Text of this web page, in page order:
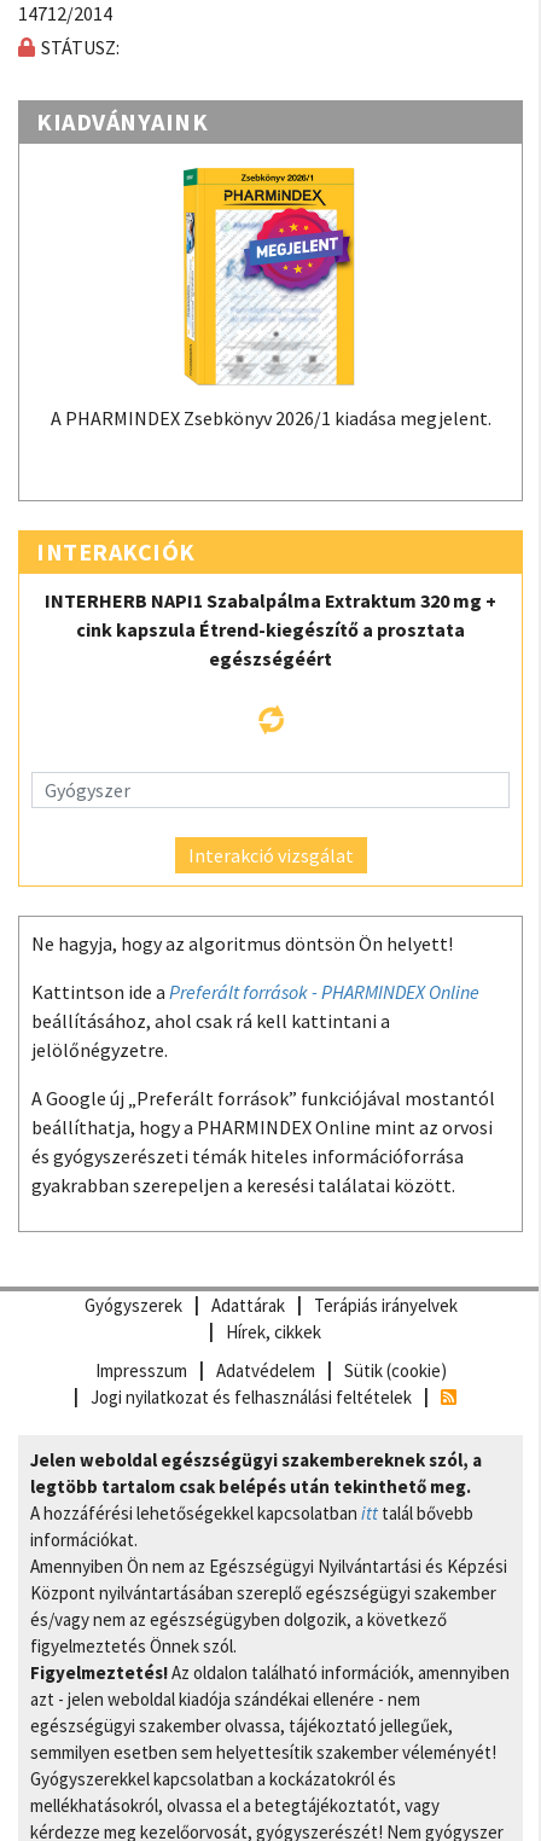
14712/2014
STÁTUSZ:
KIADVÁNYAINK
A PHARMINDEX Zsebkönyv 2026/1 kiadása megjelent.
INTERAKCIÓK
INTERHERB NAPI1 Szabalpálma Extraktum 320 mg +
cink kapszula Étrend-kiegészítő a prosztata
egészségéért
Interakció vizsgálat
Ne hagyja, hogy az algoritmus döntsön Ön helyett!
Kattintson ide a Preferált források - PHARMINDEX Online
beállításához, ahol csak rá kell kattintani a
jelölőnégyzetre.
A Google új „Preferált források” funkciójával mostantól
beállíthatja, hogy a PHARMINDEX Online mint az orvosi
és gyógyszerészeti témák hiteles információforrása
gyakrabban szerepeljen a keresési találatai között.
Gyógyszerek Adattárak
Terápiás irányelvek
Hírek, cikkek
Impresszum
Adatvédelem
Sütik (cookie)
Jogi nyilatkozat és felhasználási feltételek
Jelen weboldal egészségügyi szakembereknek szól, a
legtöbb tartalom csak belépés után tekinthető meg.
A hozzáférési lehetőségekkel kapcsolatban itt talál bővebb
információkat.
Amennyiben Ön nem az Egészségügyi Nyilvántartási és Képzési
Központ nyilvántartásában szereplő egészségügyi szakember
és/vagy nem az egészségügyben dolgozik, a következő
figyelmeztetés Önnek szól.
Figyelmeztetés!Az oldalon található információk, amennyiben
azt - jelen weboldal kiadója szándékai ellenére - nem
egészségügyi szakember olvassa, tájékoztató jellegűek,
semmilyen esetben sem helyettesítik szakember véleményét!
Gyógyszerekkel kapcsolatban a kockázatokról és
mellékhatásokról, olvassa el a betegtájékoztatót, vagy
kérdezze meg kezelőorvosát, gyógyszerészét! Nem gyógyszer